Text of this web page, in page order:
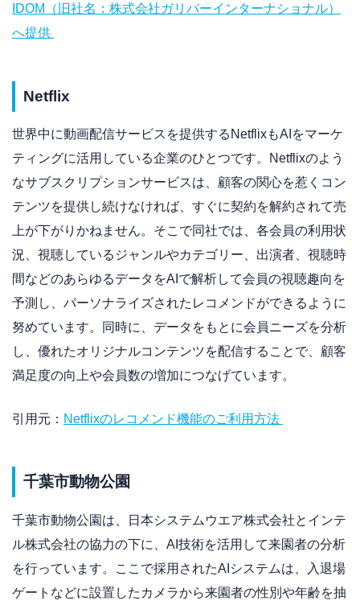
IDOM（旧社名：株式会社ガリバーインターナショナル）
へ提供
Netflix
世界中に動画配信サービスを提供するNetflixもAIをマーケ
ティングに活用している企業のひとつです。Netflixのよう
なサブスクリプションサービスは、顧客の関心を惹くコン
テンツを提供し続けなければ、すぐに契約を解約されて売
上が下がりかねません。そこで同社では、各会員の利用状
況、視聴しているジャンルやカテゴリー、出演者、視聴時
間などのあらゆるデータをAIで解析して会員の視聴趣向を
予測し、パーソナライズされたレコメンドができるように
努めています。同時に、データをもとに会員ニーズを分析
し、優れたオリジナルコンテンツを配信することで、顧客
満足度の向上や会員数の増加につなげています。
引用元： Netflixのレコメンド機能のご利用方法
千葉市動物公園
千葉市動物公園は、日本システムウエア株式会社とインテ
ル株式会社の協力の下に、AI技術を活用して来園者の分析
を行っています。ここで採用されたAIシステムは、入退場
ゲートなどに設置したカメラから来園者の性別や年齢を抽